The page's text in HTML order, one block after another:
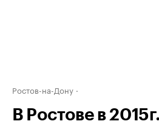
Ростов-на-Дону
В Ростове в